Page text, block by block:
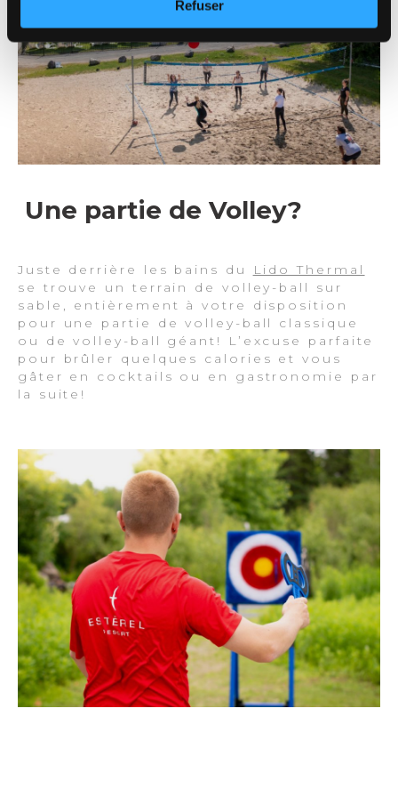
Refuser
Une partie de Volley?
Juste derrière les bains du
Lido Thermal
se trouve un terrain de volley-ball sur
sable, entièrement à votre disposition
pour une partie de volley-ball classique
ou de volley-ball géant! L’excuse parfaite
pour brûler quelques calories et vous
gâter en cocktails ou en gastronomie par
la suite!